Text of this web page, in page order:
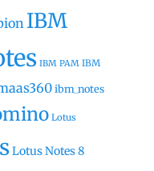
IBM
IBM PAM IBM
ibm_notes
Lotus
Lotus Notes 8